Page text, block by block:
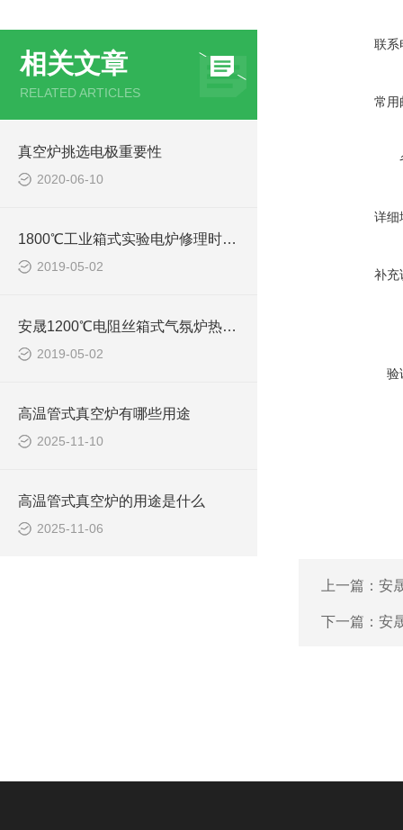
相关文章
RELATED ARTICLES
真空炉挑选电极重要性
2020-06-10
1800℃工业箱式实验电炉修理时一定要注意的事项
2019-05-02
安晟1200℃电阻丝箱式气氛炉热处理特点有哪些
2019-05-02
高温管式真空炉有哪些用途
2025-11-10
高温管式真空炉的用途是什么
2025-11-06
联系
常用
详细
补充
验
上一篇： 安
下一篇： 安